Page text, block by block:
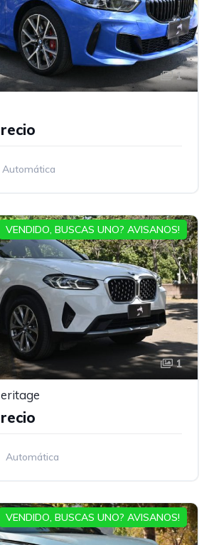
1
Automática
1
Automática
VENDIDO, BUSCAS UNO? AVISANOS!
VENDIDO, BUSCAS UNO? AVISANOS!